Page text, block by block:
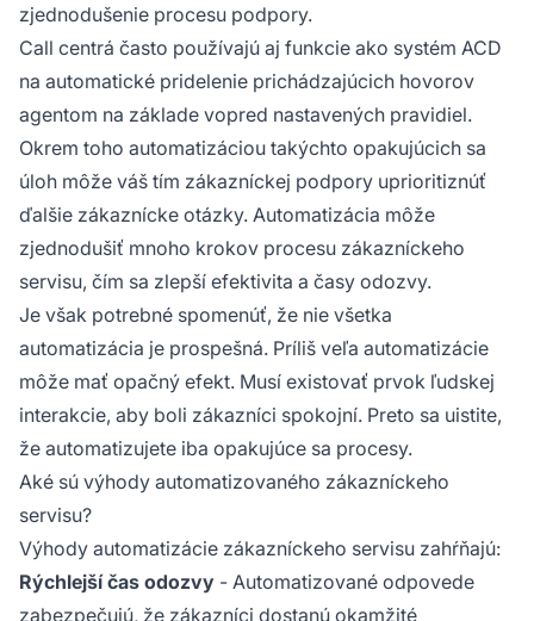
zjednodušenie procesu podpory.
Call centrá často používajú aj funkcie ako systém ACD
na automatické pridelenie prichádzajúcich hovorov
agentom na základe vopred nastavených pravidiel.
Okrem toho automatizáciou takýchto opakujúcich sa
úloh môže váš tím zákazníckej podpory uprioritiznúť
ďalšie zákaznícke otázky. Automatizácia môže
zjednodušiť mnoho krokov procesu zákazníckeho
servisu, čím sa zlepší efektivita a časy odozvy.
Je však potrebné spomenúť, že nie všetka
automatizácia je prospešná. Príliš veľa automatizácie
môže mať opačný efekt. Musí existovať prvok ľudskej
interakcie, aby boli zákazníci spokojní. Preto sa uistite,
že automatizujete iba opakujúce sa procesy.
Aké sú výhody automatizovaného zákazníckeho
servisu?
Výhody automatizácie zákazníckeho servisu zahŕňajú:
Rýchlejší čas odozvy - Automatizované odpovede
zabezpečujú, že zákazníci dostanú okamžité